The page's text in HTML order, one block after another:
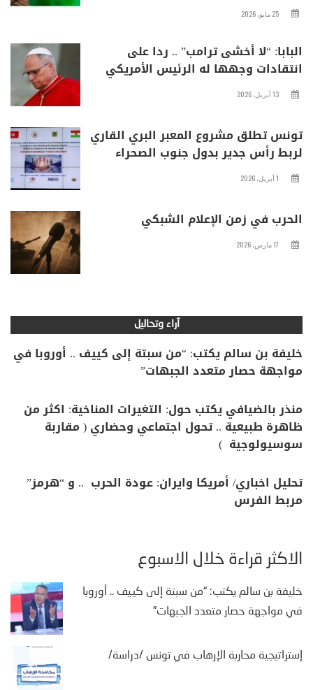
25 مايو، 2026
البابا: “لا أخشى ترامب” .. ردا على
انتقادات وجهها له الرئيس الأمريكي
13 أبريل، 2026
تونس تطلق مشروع المعبر البري القاري
لربط رأس جدير بدول جنوب الصحراء
1 أبريل، 2026
الحرب في زمن الإعلام الشبكي
17 مارس، 2026
آراء وتحاليل
خليفة بن سالم يكتب: “من سبتة إلى كييف .. أوروبا في
مواجهة حصار متعدد الجبهات”
منذر بالضيافي يكتب حول: التغيرات المناخية: اكثر من
ظاهرة طبيعية .. تحول اجتماعي وحضاري ( مقاربة
سوسيولوجية )
تحليل اخباري/ أمريكا وايران: عودة الحرب .. و “هرمز”
مربط الفرس
الأكثر قراءة خلال الأسبوع
خليفة بن سالم يكتب: “من سبتة إلى كييف .. أوروبا
في مواجهة حصار متعدد الجبهات”
إستراتيجية محاربة الإرهاب في تونس /دراسة/